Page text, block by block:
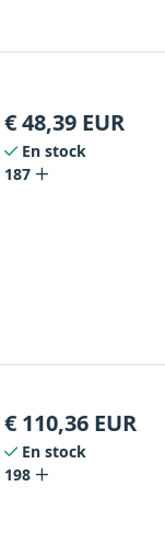
€48,39 EUR
En stock
187
€ 110,36 EUR
En stock
198